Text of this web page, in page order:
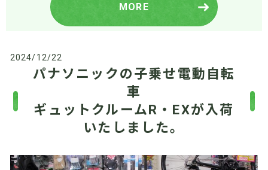
MORE
2024/12/22
パナソニックの子乗せ電動自転
車
ギュットクルームR・EXが入荷
いたしました。